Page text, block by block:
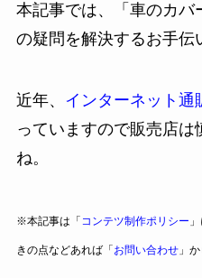
本記事では、「車のカバ
の疑問を解決するお手伝
近年、 インターネット通
っていますので販売店は
ね。
※本記事は「 コンテツ制作ポリシー
きの点などあれば「 お問い合わせ」か